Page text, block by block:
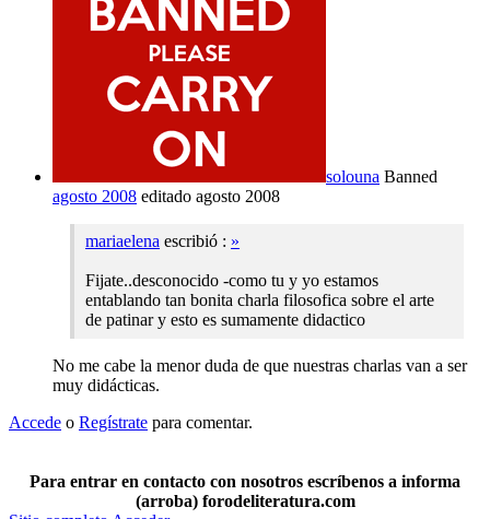
solouna Banned
agosto 2008 editado agosto 2008
mariaelena escribió : »
Fijate..desconocido -como tu y yo estamos
entablando tan bonita charla filosofica sobre el arte
de patinar y esto es sumamente didactico
No me cabe la menor duda de que nuestras charlas van a ser
muy didácticas.
Accede o Regístrate para comentar.
Para entrar en contacto con nosotros escríbenos a informa
(arroba) forodeliteratura.com